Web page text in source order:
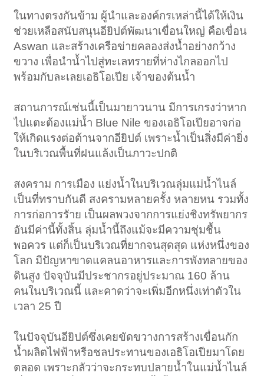
ในทางตรงกันข้าม ผู้นำและองค์กรเหล่านี้ได้ให้เงิน
ช่วยเหลือสนับสนุนอียิปต์พัฒนาเขื่อนใหญ่ คือเขื่อน
Aswan และสร้างเครือข่ายคลองส่งน้ำอย่างกว้าง
ขวาง เพื่อนำน้ำไปสู่ทะเลทรายที่ห่างไกลออกไป
พร้อมกับละเลยเอธิโอเปีย เจ้าของต้นน้ำ
สถานการณ์เช่นนี้เป็นมายาวนาน มีการเกรงว่าหาก
ไปแตะต้องแม่น้ำ Blue Nile ของเอธิโอเปียอาจก่อ
ให้เกิดแรงต่อต้านจากอียิปต์ เพราะน้ำเป็นสิ่งมีค่ายิ่ง
ในบริเวณพื้นที่ฝนแล้งเป็นภาวะปกติ
สงคราม การเมือง แย่งน้ำในบริเวณลุ่มแม่น้ำไนล์
เป็นที่ทราบกันดี สงครามหลายครั้ง หลายหน รวมทั้ง
การก่อการรัาย เป็นผลพวงจากการแย่งชิงทรัพยากร
อันมีค่านี้ทั้งสิ้น ลุ่มน้ำนี้ถึงแม้จะมีความชุ่มชื้น
พอควร แต่ก็เป็นบริเวณที่ยากจนสุดสุด แห่งหนึ่งของ
โลก มีปัญหาขาดแคลนอาหารและการพังทลายของ
ดินสูง ปัจจุบันมีประชากรอยู่ประมาณ 160 ล้าน
คนในบริเวณนี้ และคาดว่าจะเพิ่มอีกหนึ่งเท่าตัวใน
เวลา 25 ปี
ในปัจจุบันอียิปต์ซึ่งเคยขัดขวางการสร้างเขื่อนกัก
น้ำผลิตไฟฟ้าหรือชลประทานของเอธิโอเปียมาโดย
ตลอด เพราะกลัวว่าจะกระทบปลายน้ำในแม่น้ำไนล์